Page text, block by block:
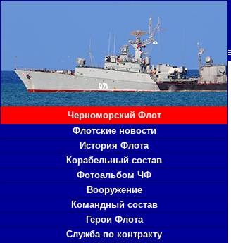
Черноморский Флот
Флотские новости
История Флота
Корабельный состав
Фотоальбом ЧФ
Вооружение
Командный состав
Герои Флота
Служба по контракту